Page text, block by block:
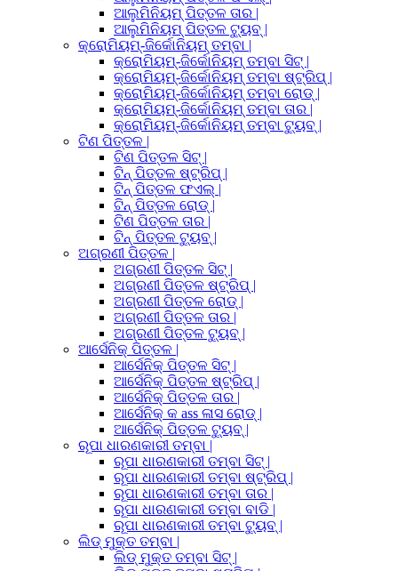
ଆଲୁମିନିୟମ୍ ପିତ୍ତଳ ତାର |
ଆଲୁମିନିୟମ୍ ପିତ୍ତଳ ଟ୍ୟୁବ୍ |
କ୍ରୋମିୟମ୍-ଜିର୍କୋନିୟମ୍ ତମ୍ବା |
କ୍ରୋମିୟମ୍-ଜିର୍କୋନିୟମ୍ ତମ୍ବା ସିଟ୍ |
କ୍ରୋମିୟମ୍-ଜିର୍କୋନିୟମ୍ ତମ୍ବା ଷ୍ଟ୍ରିପ୍ |
କ୍ରୋମିୟମ୍-ଜିର୍କୋନିୟମ୍ ତମ୍ବା ରୋଡ୍ |
କ୍ରୋମିୟମ୍-ଜିର୍କୋନିୟମ୍ ତମ୍ବା ତାର |
କ୍ରୋମିୟମ୍-ଜିର୍କୋନିୟମ୍ ତମ୍ବା ଟ୍ୟୁବ୍ |
ଟିଣ ପିତ୍ତଳ |
ଟିଣ ପିତ୍ତଳ ସିଟ୍ |
ଟିନ୍ ପିତ୍ତଳ ଷ୍ଟ୍ରିପ୍ |
ଟିନ୍ ପିତ୍ତଳ ଫଏଲ୍ |
ଟିନ୍ ପିତ୍ତଳ ରୋଡ୍ |
ଟିଣ ପିତ୍ତଳ ତାର |
ଟିନ୍ ପିତ୍ତଳ ଟ୍ୟୁବ୍ |
ଅଗ୍ରଣୀ ପିତ୍ତଳ |
ଅଗ୍ରଣୀ ପିତ୍ତଳ ସିଟ୍ |
ଅଗ୍ରଣୀ ପିତ୍ତଳ ଷ୍ଟ୍ରିପ୍ |
ଅଗ୍ରଣୀ ପିତ୍ତଳ ରୋଡ୍ |
ଅଗ୍ରଣୀ ପିତ୍ତଳ ତାର |
ଅଗ୍ରଣୀ ପିତ୍ତଳ ଟ୍ୟୁବ୍ |
ଆର୍ସେନିକ୍ ପିତ୍ତଳ |
ଆର୍ସେନିକ୍ ପିତ୍ତଳ ସିଟ୍ |
ଆର୍ସେନିକ୍ ପିତ୍ତଳ ଷ୍ଟ୍ରିପ୍ |
ଆର୍ସେନିକ୍ ପିତ୍ତଳ ତାର |
ଆର୍ସେନିକ୍ କ ass ଳାସ ରୋଡ୍ |
ଆର୍ସେନିକ୍ ପିତ୍ତଳ ଟ୍ୟୁବ୍ |
ରୂପା ଧାରଣକାରୀ ତମ୍ବା |
ରୂପା ଧାରଣକାରୀ ତମ୍ବା ସିଟ୍ |
ରୂପା ଧାରଣକାରୀ ତମ୍ବା ଷ୍ଟ୍ରିପ୍ |
ରୂପା ଧାରଣକାରୀ ତମ୍ବା ତାର |
ରୂପା ଧାରଣକାରୀ ତମ୍ବା ବାଡି |
ରୂପା ଧାରଣକାରୀ ତମ୍ବା ଟ୍ୟୁବ୍ |
ଲିଡ୍ ମୁକ୍ତ ତମ୍ବା |
ଲିଡ୍ ମୁକ୍ତ ତମ୍ବା ସିଟ୍ |